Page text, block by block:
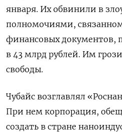
января. Их обвинили в
полномочиями,
финансовых документов,
в 43 млрд рублей. Им
свободы.
Чубайс возглавлял
При нем корпорация,
создать в стране